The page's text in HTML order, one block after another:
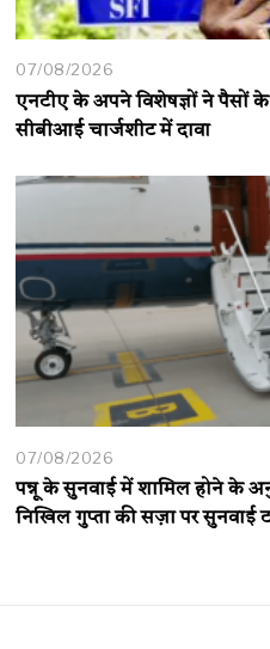
07/08/2026
एनटीए के अपने विशेषज्ञों ने पैसों
सीबीआई चार्जशीट में दावा
07/08/2026
पन्नू के सुनवाई में शामिल होने के
निखिल गुप्ता की सज़ा पर सुनवाई